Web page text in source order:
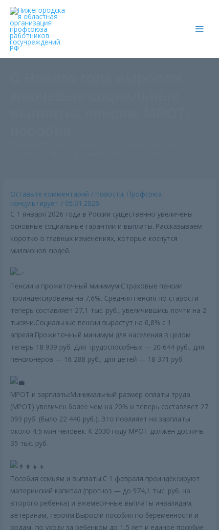
Оставьте комментарий / Новости, Профсоюз
консультирует / 05.01.2026
С 1 января 2026 года в России существенно увеличены
основные социальные гарантии и выплаты. Рассказываем
коротко о главных изменениях, которые коснутся
миллионов людей.
Пенсии и прожиточный минимум:Страховые пенсии
проиндексированы на 7,6%. Средняя пенсия по старости
теперь составляет 27,1 тыс. руб., увеличившись почти на 2
тысячи.Социальные пенсии вырастут на 6,8% с 1
апреля.Прожиточный минимум для населения в целом
теперь 18 939 руб. Для трудоспособных — 20 644 руб., для
пенсионеров — 16 288 руб., для детей — 18 371 руб.
МРОТ и зарплаты:Минимальный размер оплаты труда
(МРОТ) увеличен более чем на 20% и теперь составляет 27
093 руб. (было 22 440 руб.). Это повлияет на зарплаты
около 4,5 млн человек. К 2030 году МРОТ должен достичь
35 тыс. руб.
Пособия семьям и выплаты:С 1 февраля проиндексируют
материнский капитал (прогноз — до 974,1 тыс. руб. на
второго ребенка) и ежемесячные выплаты инвалидам,
ветеранам, героям.Выросли пособия по беременности и
родам, по уходу за ребенком до 1,5 лет и единое пособие